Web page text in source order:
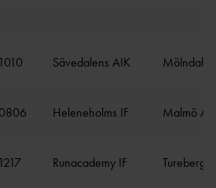
Sävedalens AIK Mölndals
Heleneholms IF Malmö AI
Runacademy IF Turebergs